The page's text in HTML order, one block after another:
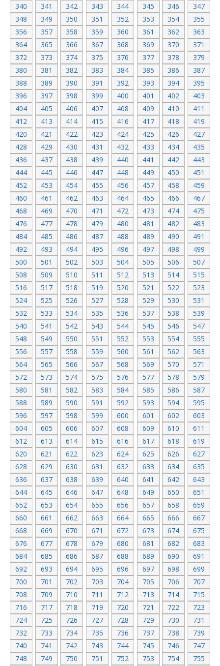
340 341 342 343 344 345 346
347
348
349 350 351 352 353 354
355
356
357 358 359 360 361 362
363
364
365 366 367 368 369 370
371
372
373 374 375 376 377 378
379
380
381 382 383 384 385 386
387
388
389 390 391 392 393 394
395
396
397 398 399 400 401 402
403
404
405 406 407 408 409 410
411
412
413 414 415 416 417 418
419
420
421 422 423 424 425 426
427
428
429 430 431 432 433 434
435
436
437 438 439 440 441 442
443
444
445 446 447 448 449 450
451
452
453 454 455 456 457 458
459
460
461 462 463 464 465 466
467
468
469 470 471 472 473 474
475
476
477 478 479 480 481 482
483
484
485 486 487 488 489 490
491
492
493 494 495 496 497 498
499
500
501 502 503 504 505 506
507
508
509 510 511 512 513 514
515
516
517 518 519 520 521 522
523
524
525 526 527 528 529 530
531
532
533 534 535 536 537 538
539
540
541 542 543 544 545 546
547
548
549 550 551 552 553 554
555
556
557 558 559 560 561 562
563
564
565 566 567 568 569 570
571
572
573 574 575 576 577 578
579
580
581 582 583 584 585 586
587
588
589 590 591 592 593 594
595
596
597 598 599 600 601 602
603
604
605 606 607 608 609 610
611
612
613 614 615 616 617 618
619
620
621 622 623 624 625 626
627
628
629 630 631 632 633 634
635
636
637 638 639 640 641 642
643
644
645 646 647 648 649 650
651
652
653 654 655 656 657 658
659
660
661 662 663 664 665 666
667
668
669 670 671 672 673 674
675
676
677 678 679 680 681 682
683
684
685 686 687 688 689 690
691
692
693 694 695 696 697 698
699
700
701 702 703 704 705 706
707
708
709 710 711 712 713 714
715
716
717 718 719 720 721 722
723
724
725 726 727 728 729 730
731
732
733 734 735 736 737 738
739
740
741 742 743 744 745 746
747
748
749 750 751 752 753 754
755